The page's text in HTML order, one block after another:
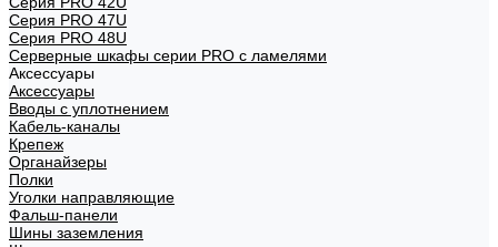
Серия PRO 47U
Серия PRO 48U
Серверные шкафы серии PRO с ламелями
Аксессуары
Аксессуары
Вводы с уплотнением
Кабель-каналы
Крепеж
Органайзеры
Полки
Уголки направляющие
Фальш-панели
Шины заземления